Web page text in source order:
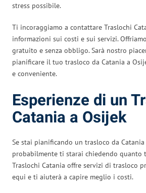
stress possibile.
Ti incoraggiamo a contattare Traslochi
informazioni sui costi e sui servizi.
gratuito e senza obbligo. Sarà nostro
pianificare il tuo trasloco da Catania a
e conveniente.
Esperienze di un
Catania a Osijek
Se stai pianificando un trasloco da Catania
probabilmente ti starai chiedendo quanto
Traslochi Catania offre servizi di trasloco
equi e ti aiuterà a capire meglio i costi.